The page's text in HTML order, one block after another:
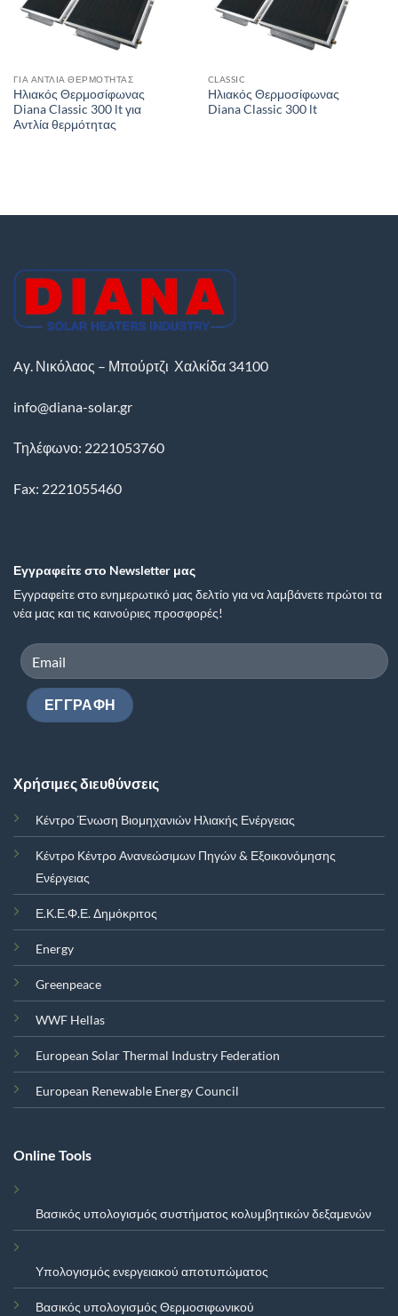
ΓΙΑ ΑΝΤΛΊΑ ΘΕΡΜΌΤΗΤΑΣ
Ηλιακός Θερμοσίφωνας
Diana Classic 300 lt για
Αντλία θερμότητας
CLASSIC
Ηλιακός Θερμοσίφωνας
Diana Classic 300 lt
Aγ. Νικόλαος – Μπούρτζι Χαλκίδα 34100
info@diana-solar.gr
Τηλέφωνο: 2221053760
Fax: 2221055460
Εγγραφείτε στο Newsletter μας
Εγγραφείτε στο ενημερωτικό μας δελτίο για να λαμβάνετε πρώτοι τα
νέα μας και τις καινούριες προσφορές!
Χρήσιμες διευθύνσεις
Κέντρο Ένωση Βιομηχανιών Ηλιακής Ενέργειας
Κέντρο Κέντρο Ανανεώσιμων Πηγών & Εξοικονόμησης
Ενέργειας
Ε.Κ.Ε.Φ.Ε. Δημόκριτος
Energy
Greenpeace
WWF Hellas
European Solar Thermal Industry Federation
European Renewable Energy Council
Online Tools
Βασικός υπολογισμός συστήματος κολυμβητικών δεξαμενών
Υπολογισμός ενεργειακού αποτυπώματος
Βασικός υπολογισμός Θερμοσιφωνικού